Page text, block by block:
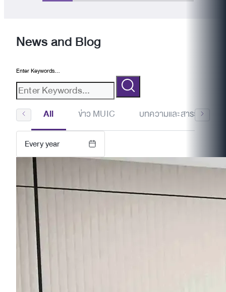
News and Blog
Enter Keywords...
All ข่าว MUIC บทความและสาระน่ารู้
Every year